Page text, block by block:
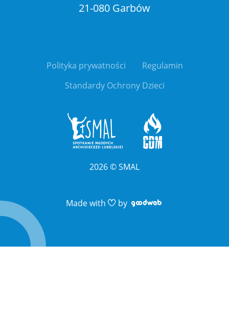
21-080 Garbów
Polityka prywatności
Regulamin
Standardy Ochrony Dzieci
2026©SMAL
Made with by